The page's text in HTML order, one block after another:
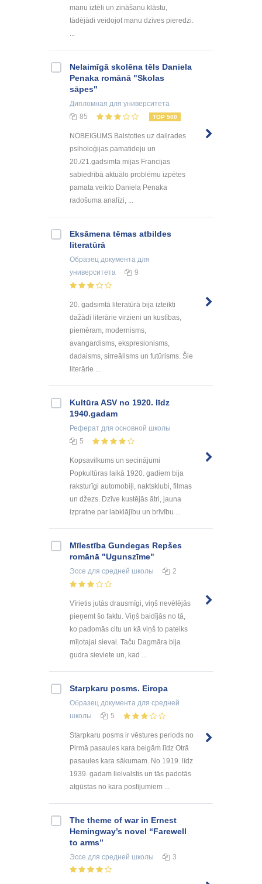
manu iztēli un zināšanu klāstu,
tādējādi veidojot manu dzīves pieredzi.
...
Nelaimīgā skolēna tēls Daniela
Penaka romānā "Skolas
sāpes"
Дипломная для университета
85
TOP 500
NOBEIGUMS Balstoties uz daiļrades
psiholoģijas pamatideju un
20./21.gadsimta mijas Francijas
sabiedrībā aktuālo problēmu izpētes
pamata veikto Daniela Penaka
radošuma analīzi, ...
Eksāmena tēmas atbildes
literatūrā
Образец документа для
университета
9
20. gadsimtā literatūrā bija izteikti
dažādi literārie virzieni un kustības,
piemēram, modernisms,
avangardisms, ekspresionisms,
dadaisms, sirreālisms un futūrisms. Šie
literārie ...
Kultūra ASV no 1920. līdz
1940.gadam
Реферат для основной школы
5
Kopsavilkums un secinājumi
Popkultūras laikā 1920. gadiem bija
raksturīgi automobiļi, naktsklubi, filmas
un džezs. Dzīve kustējās ātri, jauna
izpratne par labklājību un brīvību ...
Mīlestība Gundegas Repšes
romānā "Ugunszīme"
Эссе для средней школы 2
Vīrietis jutās drausmīgi, viņš nevēlējās
pieņemt šo faktu. Viņš baidījās no tā,
ko padomās citu un kā viņš to pateiks
mīļotajai sievai. Taču Dagmāra bija
gudra sieviete un, kad ...
Starpkaru posms. Eiropa
Образец документа для средней
школы
5
Starpkaru posms ir vēstures periods no
Pirmā pasaules kara beigām līdz Otrā
pasaules kara sākumam. No 1919. līdz
1939. gadam lielvalstis un tās padotās
atgūstas no kara postījumiem ...
The theme of war in Ernest
Hemingway’s novel “Farewell
to arms”
Эссе для средней школы 3